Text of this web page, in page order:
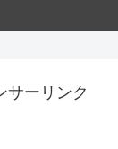
サーリンク